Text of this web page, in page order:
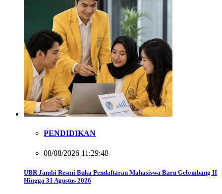
PENDIDIKAN
08/08/2026 11:29:48
UBR Jambi Resmi Buka Pendaftaran Mahasiswa Baru Gelombang II
Hingga 31 Agustus 2026